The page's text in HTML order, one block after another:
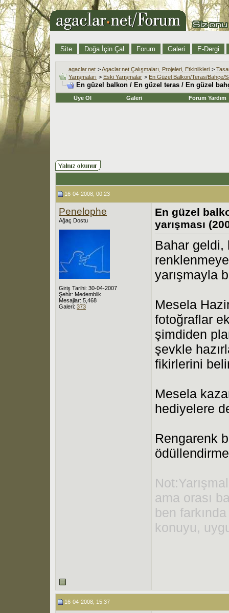
Site Doğa İçin Çal Forum Galeri E-Dergi
agaclar.net >Agaclar.net Çalışmaları, Projeleri, Etkinlikleri >
Yarışmaları > Eski Yarışmalar > En Güzel Balkon/Teras/Bahçe/
En güzel balkon / En güzel teras / En güzel
Üye Ol Galeri Forum Yardım
16-04-2008, 00:23
Penelophe
Ağaç Dostu
Giriş Tarihi: 30-04-2007
Şehir: Medemblik
Mesajlar: 5,468
Galeri: 373
En güzel
yarışması
Bahar geldi,
yarışmayla
Mesela
fotoğraflar
şimdiden
şevkle
fikirlerini
Mesela
hediyelere
Rengarenk
ama orası
ben
konuyu,
16-04-2008, 15:37